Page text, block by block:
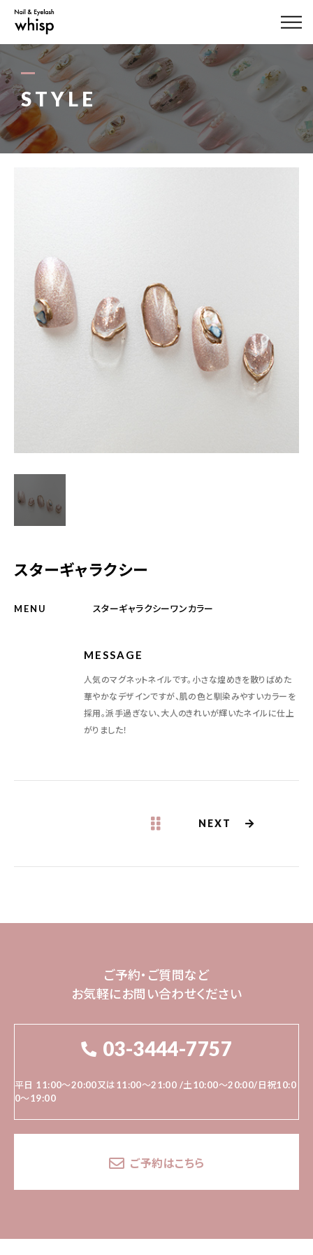
STYLE
スターギャラクシー
MENU スターギャラクシーワンカラー
MESSAGE
人気のマグネットネイルです。小さな煌めきを散りばめた
華やかなデザインですが、肌の色と馴染みやすいカラーを
採用。派手過ぎない、大人のきれいが輝いたネイルに仕上
がりました！
NEXT
ご予約・ご質問など
お気軽にお問い合わせください
03-3444-7757
平日 11:00～20:00又は11:00〜21:00 /土10:00〜20:00/日祝10:0
0～19:00
ご予約はこちら
ABOUT US
MENU
STAFF
03-3444-7757
平日 11:00～20:00又は11:00〜21:00 /土10:00〜20:00/日祝10:00